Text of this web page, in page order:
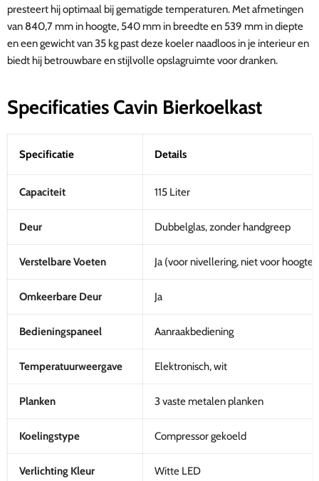
presteert hij optimaal bij gematigde temperaturen. Met afmetingen
van 840,7 mm in hoogte, 540 mm in breedte en 539 mm in diepte
en een gewicht van 35 kg past deze koeler naadloos in je interieur en
biedt hij betrouwbare en stijlvolle opslagruimte voor dranken.
Specificaties Cavin Bierkoelkast
Specificatie Details
Capaciteit 115 Liter
Deur Dubbelglas, zonder handgreep
Verstelbare Voeten Ja (voor nivellering, niet voor
Omkeerbare Deur Ja
Bedieningspaneel Aanraakbediening
Temperatuurweergave Elektronisch, wit
Planken 3 vaste metalen planken
Koelingstype Compressor gekoeld
Verlichting Kleur Witte LED